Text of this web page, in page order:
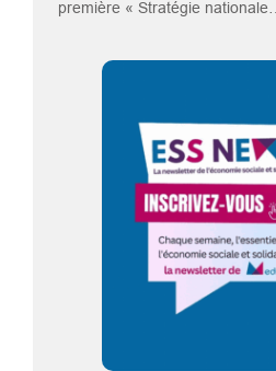
première « Stratégie nationale…